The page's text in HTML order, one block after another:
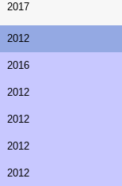
2017
2012
2016
2012
2012
2012
2012